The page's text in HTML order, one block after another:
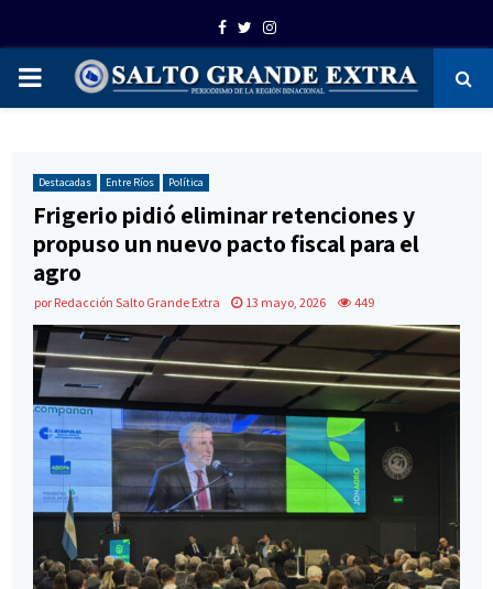
Facebook
TwitterInstagram
PRIMARY
Destacadas Entre Ríos Política
Frigerio pidió eliminar retenciones y
propuso un nuevo pacto fiscal para el
agro
por Redacción Salto Grande Extra 13 mayo, 2026 449